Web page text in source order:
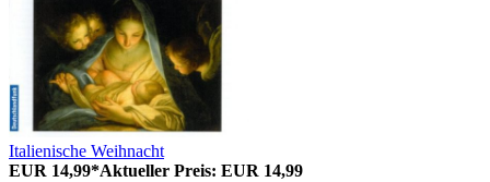
Italienische Weihnacht
EUR 14,99*Aktueller Preis: EUR 14,99